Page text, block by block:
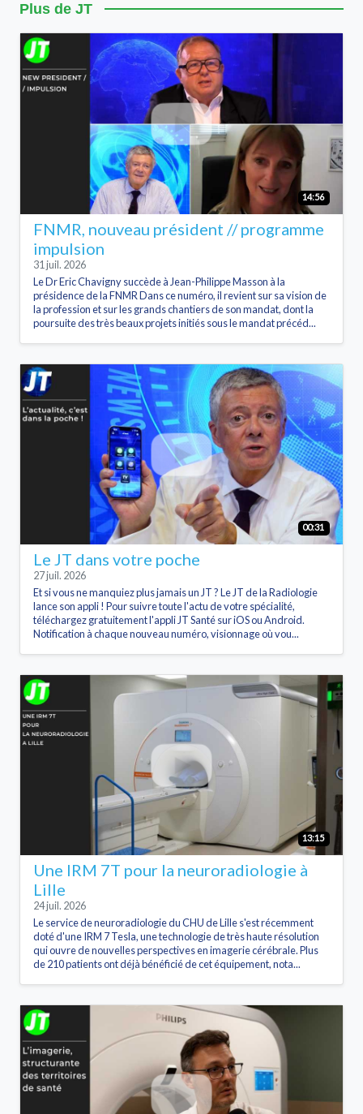
Plus de JT
14:56
FNMR, nouveau président // programme
impulsion
31 juil. 2026
Le Dr Eric Chavigny succède à Jean-Philippe Masson à la
présidence de la FNMR Dans ce numéro, il revient sur sa vision de
la profession et sur les grands chantiers de son mandat, dont la
poursuite des très beaux projets initiés sous le mandat précéd...
00:31
Le JT dans votre poche
27 juil. 2026
Et si vous ne manquiez plus jamais un JT ? Le JT de la Radiologie
lance son appli ! Pour suivre toute l'actu de votre spécialité,
téléchargez gratuitement l'appli JT Santé sur iOS ou Android.
Notification à chaque nouveau numéro, visionnage où vou...
13:15
Une IRM 7T pour la neuroradiologie à
Lille
24 juil. 2026
Le service de neuroradiologie du CHU de Lille s'est récemment
doté d'une IRM 7 Tesla, une technologie de très haute résolution
qui ouvre de nouvelles perspectives en imagerie cérébrale. Plus
de 210 patients ont déjà bénéficié de cet équipement, nota...